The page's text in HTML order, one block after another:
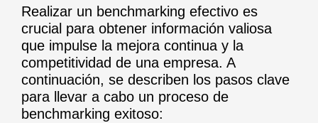
Realizar un benchmarking efectivo es
crucial para obtener información valiosa
que impulse la mejora continua y la
competitividad de una empresa. A
continuación, se describen los pasos clave
para llevar a cabo un proceso de
benchmarking exitoso: